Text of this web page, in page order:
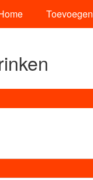
Toevoegen